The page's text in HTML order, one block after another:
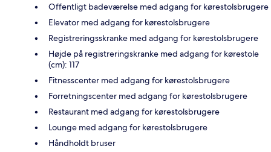
Offentligt badeværelse med adgang for kørestolsbrugere
Elevator med adgang for kørestolsbrugere
Registreringsskranke med adgang for kørestolsbrugere
Højde på registreringskranke med adgang for kørestole
(cm): 117
Fitnesscenter med adgang for kørestolsbrugere
Forretningscenter med adgang for kørestolsbrugere
Restaurant med adgang for kørestolsbrugere
Lounge med adgang for kørestolsbrugere
Håndholdt bruser